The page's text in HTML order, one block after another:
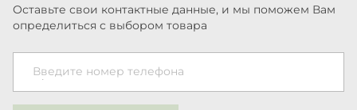
Оставьте свои контактные данные, и мы поможем Вам
определиться с выбором товара
Введите номер телефона